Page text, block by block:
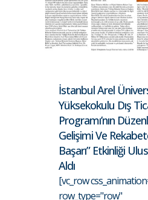
İstanbul Arel
Yüksekokulu Dış
Programı’nın
Gelişimi Ve
Başarı” Etkinliği
Aldı
[vc_row
row_type="row"